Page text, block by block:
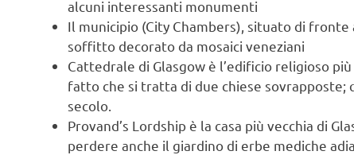
alcuni interessanti monumenti
Il municipio (City Chambers), situato di
soffitto decorato da mosaici veneziani
Cattedrale di Glasgow è l’edificio religioso
fatto che si tratta di due chiese
secolo.
Provand’s Lordship è la casa più vecchia di
perdere anche il giardino di erbe mediche